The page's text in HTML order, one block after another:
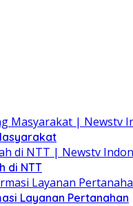
di NTT
Layanan Pertanahan